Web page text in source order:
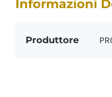
Informazioni
Produttore